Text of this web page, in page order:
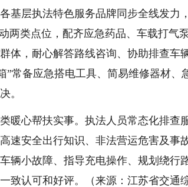
基层执法特色服务品牌同步全线发力
两类点位，配齐应急药品、车载打气
体，耐心解答路线咨询、协助排查车
”常备应急搭电工具、简易维修器材、
。
暖心帮扶实事。执法人员常态化排查
速安全出行知识、非法营运危害及事
辆小故障、指导充电操作、规划绕行
致认可和好评。（来源：江苏省交通